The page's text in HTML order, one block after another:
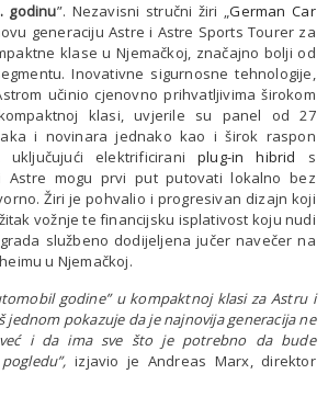
godinu”. Nezavisni stručni žiri „German Car
generaciju Astre i Astre Sports Tourer za
klase u Njemačkoj, značajno bolji od
Inovativne sigurnosne tehnologije,
učinio cjenovno prihvatljivima širokom
klasi, uvjerile su panel od 27
i novinara jednako kao i širok raspon
uključujući elektrificirani plug-in hibrid s
Astre mogu prvi put putovati lokalno bez
Žiri je pohvalio i progresivan dizajn koji
vožnje te financijsku isplativost koju nudi
službeno dodijeljena jučer navečer na
u Njemačkoj.
godine” u kompaktnoj klasi za Astru i
jednom pokazuje da je najnovija generacija ne
već i da ima sve što je potrebno da bude
izjavio je Andreas Marx, direktor